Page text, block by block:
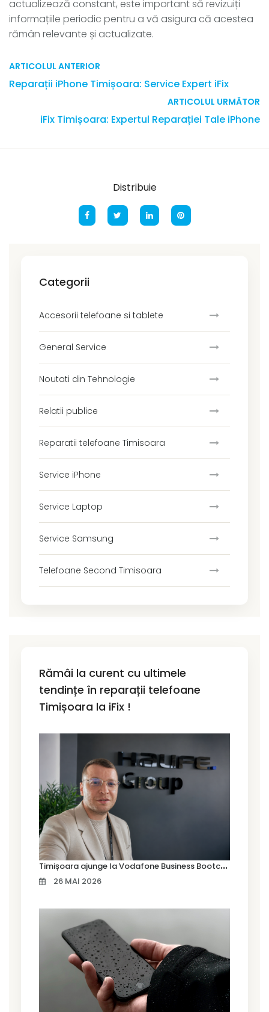
actualizează constant, este important să revizuiți
informațiile periodic pentru a vă asigura că acestea
rămân relevante și actualizate.
ARTICOLUL ANTERIOR
Reparații iPhone Timișoara: Service Expert iFix
ARTICOLUL URMĂTOR
iFix Timișoara: Expertul Reparației Tale iPhone
Distribuie
Categorii
Accesorii telefoane si tablete
General Service
Noutati din Tehnologie
Relatii publice
Reparatii telefoane Timisoara
Service iPhone
Service Laptop
Service Samsung
Telefoane Second Timisoara
Rămâi la curent cu ultimele
tendințe în reparații telefoane
Timișoara la iFix !
T
imișoara ajunge la Vodafone Business Bootcamp prin Marius Cermian de la Armour România
26 MAI 2026